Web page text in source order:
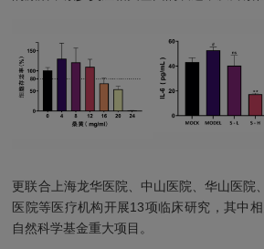
更联合上海龙华医院、中山医院、华山医院
医院等医疗机构开展13项临床研究，其中
自然科学基金重大项目。